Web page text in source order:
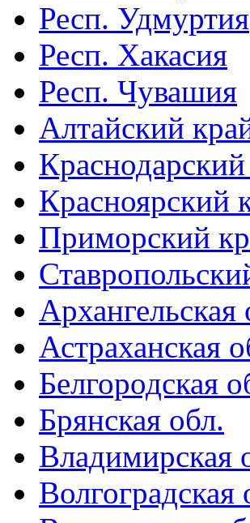
Респ. Удмуртия
Респ. Хакасия
Респ. Чувашия
Алтайский
Красноярский
Приморский
Архангельская
Астраханская
Белгородская
Брянская обл.
Владимирская
Волгоградская